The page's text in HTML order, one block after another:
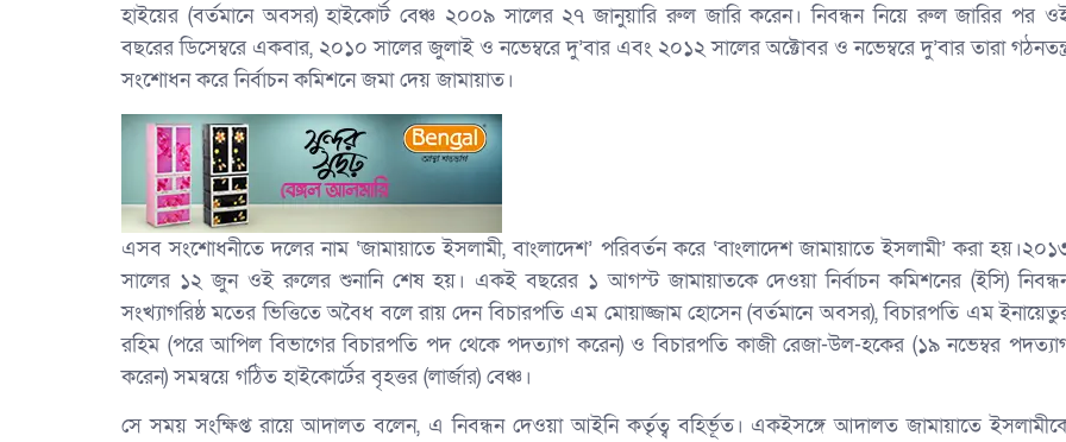
হাইয়ের (বর্তমানে অবসর) হাইকোর্ট বেঞ্চ ২০০৯ সালের ২৭ জানুয়ারি রুল জারি করেন। নিবন্ধন নিয়ে রুল জারির পর
বছরের ডিসেম্বরে একবার, ২০১০ সালের জুলাই ও নভেম্বরে দু’বার এবং ২০১২ সালের অক্টোবর ও নভেম্বরে দু’বার তারা
সংশোধন করে নির্বাচন কমিশনে জমা দেয় জামায়াত।
এসব সংশোধনীতে দলের নাম ‘জামায়াতে ইসলামী, বাংলাদেশ’ পরিবর্তন করে ‘বাংলাদেশ জামায়াতে ইসলামী’ করা
সালের ১২ জুন ওই রুলের শুনানি শেষ হয়। একই বছরের ১ আগস্ট জামায়াতকে দেওয়া নির্বাচন কমিশনের (ইসি)
সংখ্যাগরিষ্ঠ মতের ভিত্তিতে অবৈধ বলে রায় দেন বিচারপতি এম মোয়াজ্জাম হোসেন (বর্তমানে অবসর), বিচারপতি এম
রহিম (পরে আপিল বিভাগের বিচারপতি পদ থেকে পদত্যাগ করেন) ও বিচারপতি কাজী রেজা-উল-হকের (১৯ নভেম্বর
করেন) সমন্বয়ে গঠিত হাইকোর্টের বৃহত্তর (লার্জার) বেঞ্চ।
সে সময় সংক্ষিপ্ত রায়ে আদালত বলেন, এ নিবন্ধন দেওয়া আইনি কর্তৃত্ব বহির্ভূত। একইসঙ্গে আদালত জামায়াতে